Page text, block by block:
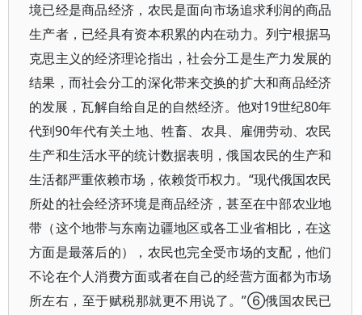
境已经是商品经济，农民是面向市场追求利润的商品
生产者，已经具有资本积累的内在动力。列宁根据马
克思主义的经济理论指出，社会分工是生产力发展的
结果，而社会分工的深化带来交换的扩大和商品经济
的发展，瓦解自给自足的自然经济。他对19世纪80年
代到90年代有关土地、牲畜、农具、雇佣劳动、农民
生产和生活水平的统计数据表明，俄国农民的生产和
生活都严重依赖市场，依赖货币权力。“现代俄国农民
所处的社会经济环境是商品经济，甚至在中部农业地
带（这个地带与东南边疆地区或各工业省相比，在这
方面是最落后的），农民也完全受市场的支配，他们
不论在个人消费方面或者在自己的经营方面都为市场
所左右，至于赋税那就更不用说了。”⑥俄国农民已